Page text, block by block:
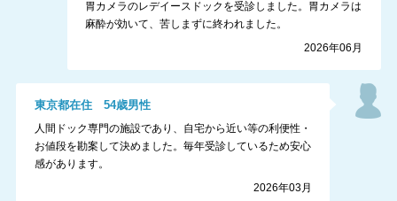
胃カメラのレデイースドックを受診しました。胃カメラは
麻酔が効いて、苦しまずに終われました。
2026年06月
東京都在住 54歳男性
人間ドック専門の施設であり、自宅から近い等の利便性・
お値段を勘案して決めました。毎年受診しているため安心
感があります。
2026年03月